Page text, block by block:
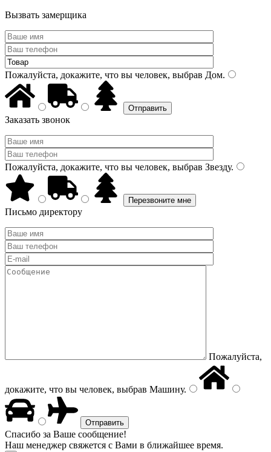
Вызвать замерщика
Пожалуйста, докажите, что вы человек, выбрав Дом.
Заказать звонок
Пожалуйста, докажите, что вы человек, выбрав Звезду.
Письмо директору
Пожалуйста,
докажите, что вы человек, выбрав Машину.
Спасибо за Ваше сообщение!
Наш менеджер свяжется с Вами в ближайшее время.